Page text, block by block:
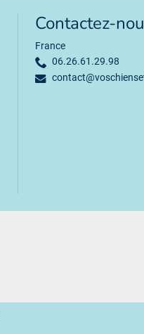
Contactez-
France
06.26.61.29.98